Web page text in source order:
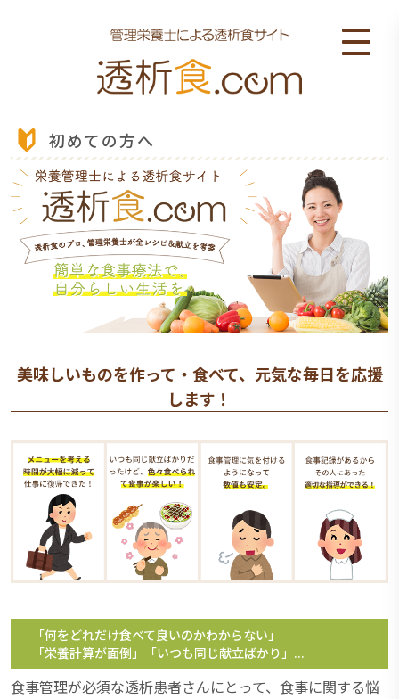
初めての方へ
美味しいものを作って・食べて、元気な毎日を応援
します！
「何をどれだけ食べて良いのかわからない」
「栄養計算が面倒」「いつも同じ献立ばかり」...
食事管理が必須な透析患者さんにとって、食事に関する悩